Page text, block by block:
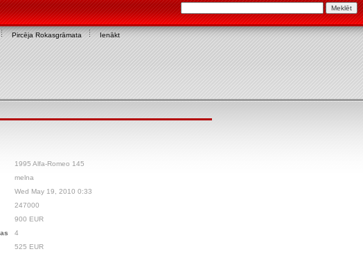
Pircēja Rokasgrāmata Ienākt
1995 Alfa-Romeo 145
melna
Wed May 19, 2010 0:33
247000
900 EUR
4
525 EUR